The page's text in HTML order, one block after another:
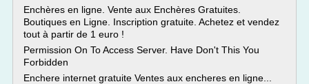
Enchères en ligne. Vente aux Enchères Gratuites.
Boutiques en Ligne. Inscription gratuite. Achetez et vendez
tout à partir de 1 euro !
Permission On To Access Server. Have Don't This You
Forbidden
Enchere internet gratuite Ventes aux encheres en ligne...